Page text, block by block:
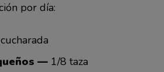
por día:
—1/8 taza